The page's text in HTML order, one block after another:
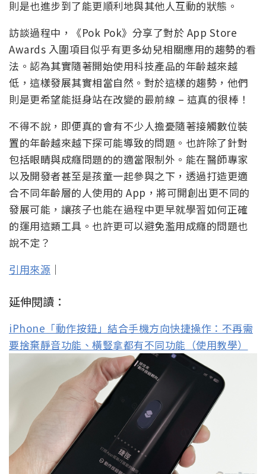
則是也進步到了能更順利地與其他人互動的狀態。
訪談過程中，《Pok Pok》分享了對於 App Store
Awards 入圍項目似乎有更多幼兒相關應用的趨勢的看
法。認為其實隨著開始使用科技產品的年齡越來越
低，這樣發展其實相當自然。對於這樣的趨勢，他們
則是更希望能挺身站在改變的最前線 – 這真的很棒！
不得不說，即便真的會有不少人擔憂隨著接觸數位裝
置的年齡越來越下探可能導致的問題。也許除了針對
包括眼睛與成癮問題的的適當限制外。能在醫師專家
以及開發者甚至是孩童一起參與之下，透過打造更適
合不同年齡層的人使用的 App，將可開創出更不同的
發展可能，讓孩子也能在過程中更早就學習如何正確
的運用這類工具。也許更可以避免濫用成癮的問題也
說不定？
引用來源 ｜
延伸閱讀：
iPhone「動作按鈕」結合手機方向快捷操作：不再需
要捨棄靜音功能、橫豎拿都有不同功能（使用教學）